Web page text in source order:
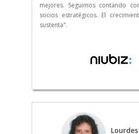
mejores. Seguimos contando
socios estratégicos. El
sustenta".